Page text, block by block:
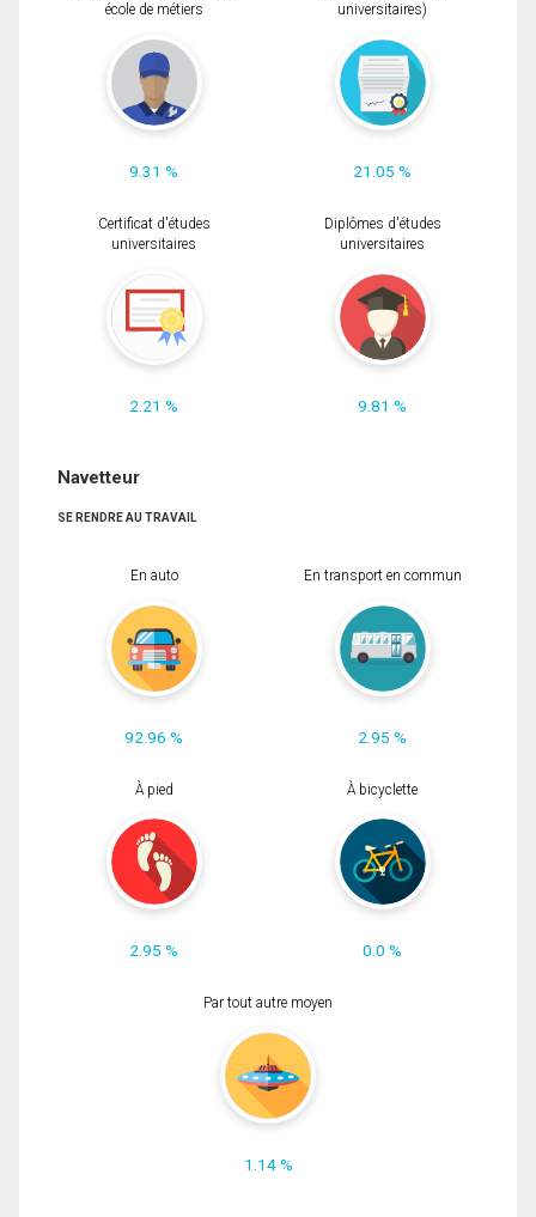
école de métiers
9.31 %
universitaires)
21.05 %
Certificat d'études
universitaires
2.21 %
Diplômes d'études
universitaires
9.81 %
Navetteur
SE RENDRE AU TRAVAIL
En auto
92.96 %
En transport en commun
2.95 %
À pied
2.95 %
À bicyclette
0.0 %
Par tout autre moyen
1.14 %